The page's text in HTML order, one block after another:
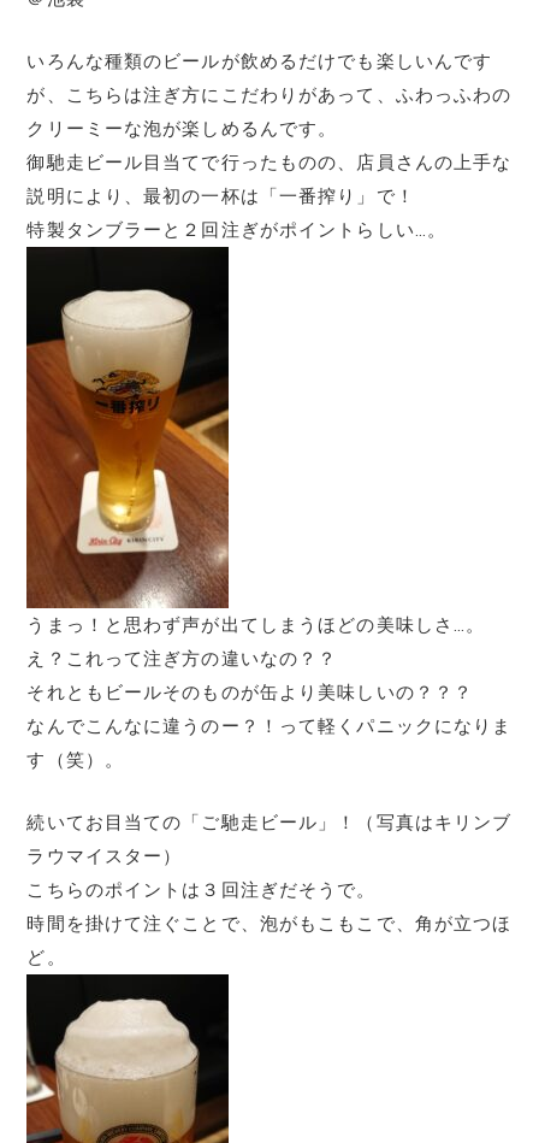
いろんな種類のビールが飲めるだけでも楽しいんです
が、こちらは注ぎ方にこだわりがあって、ふわっふわの
クリーミーな泡が楽しめるんです。
御馳走ビール目当てで行ったものの、店員さんの上手な
説明により、最初の一杯は「一番搾り」で！
特製タンブラーと２回注ぎがポイントらしい…。
うまっ！と思わず声が出てしまうほどの美味しさ…。
え？これって注ぎ方の違いなの？？
それともビールそのものが缶より美味しいの？？？
なんでこんなに違うのー？！って軽くパニックになりま
す（笑）。
続いてお目当ての「ご馳走ビール」！（写真はキリンブ
ラウマイスター）
こちらのポイントは３回注ぎだそうで。
時間を掛けて注ぐことで、泡がもこもこで、角が立つほ
ど。